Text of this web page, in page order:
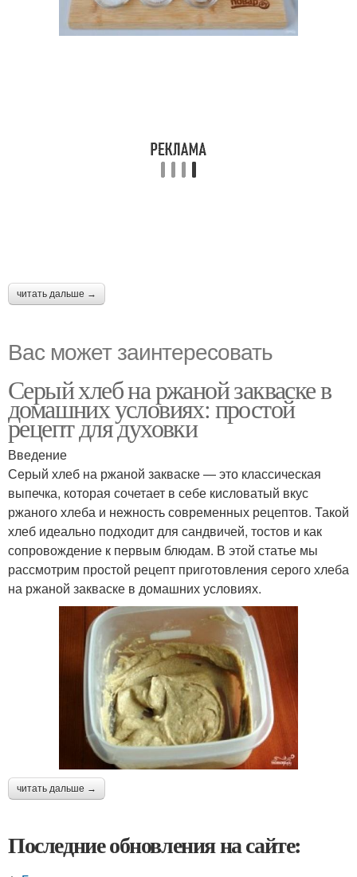
читать дальше →
Вас может заинтересовать
Серый хлеб на ржаной закваске в
домашних условиях: простой
рецепт для духовки
Введение
Серый хлеб на ржаной закваске — это классическая
выпечка, которая сочетает в себе кисловатый вкус
ржаного хлеба и нежность современных рецептов. Такой
хлеб идеально подходит для сандвичей, тостов и как
сопровождение к первым блюдам. В этой статье мы
рассмотрим простой рецепт приготовления серого хлеба
на ржаной закваске в домашних условиях.
читать дальше →
Последние обновления на сайте: